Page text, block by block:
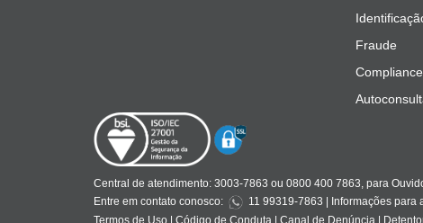
Fraude
Compliance
Central de atendimento: 3003-7863 ou 0800 400 7863, para
Entre em contato conosco:
11 99319-7863 | Informações para
Termos de Uso| Código de Conduta Canal de Denúncia